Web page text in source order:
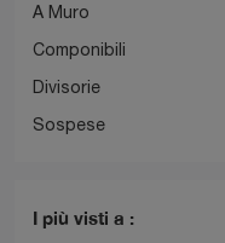
A Muro
Componibili
Divisorie
Sospese
I più visti a :